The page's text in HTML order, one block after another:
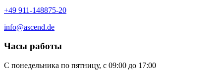
+49 911-148875-20
info@ascend.de
Часы работы
С понедельника по пятницу, с 09:00 до 17:00